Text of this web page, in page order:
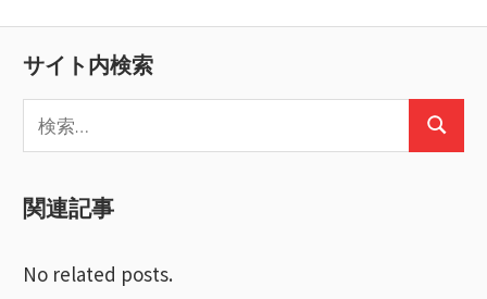
ビ
ゲ
ー
シ
ョ
サイト内検索
検
関連記事
No related posts.